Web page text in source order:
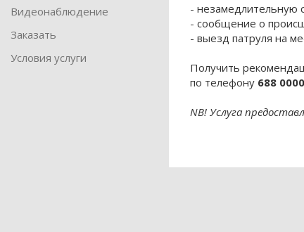
Видеонаблюдение
Заказать
Условия услуги
- незамедлительную
- сообщение о
- выезд патруля на
Получить
по телефону 688 0000
NB! Услуга